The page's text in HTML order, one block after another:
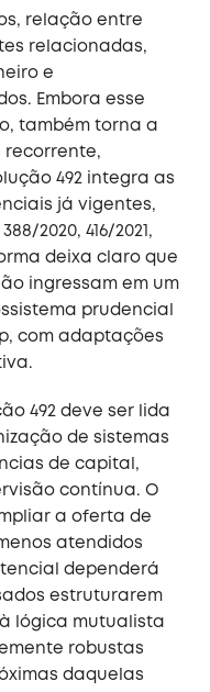
relação entre
relacionadas,
e
Embora esse
também torna a
recorrente,
492 integra as
já vigentes,
2020, 416/2021,
deixa claro que
ingressam em um
prudencial
com adaptações
492 deve ser lida
de sistemas
de capital,
contínua. O
a oferta de
atendidos
dependerá
estruturarem
lógica mutualista
robustas
daquelas